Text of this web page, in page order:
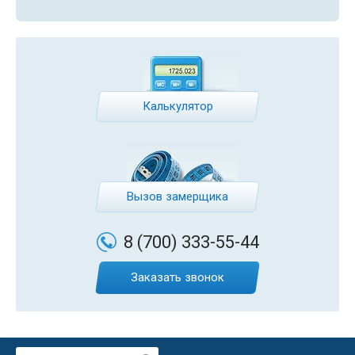
Калькулятор
Вызов замерщика
8 (700) 333-55-44
Заказать звонок